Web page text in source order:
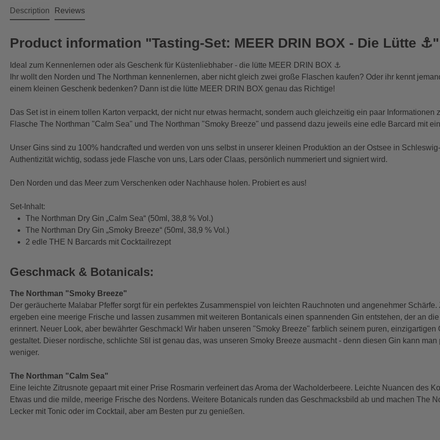
Description Reviews
Product information "Tasting-Set: MEER DRIN BOX - Die Lütte ⚓"
Ideal zum Kennenlernen oder als Geschenk für Küstenliebhaber - die lütte MEER DRIN BOX ⚓
Ihr wollt den Norden und The Northman kennenlernen, aber nicht gleich zwei große Flaschen kaufen? Oder ihr kennt
einem kleinen Geschenk bedenken? Dann ist die lütte MEER DRIN BOX genau das Richtige!
Das Set ist in einem tollen Karton verpackt, der nicht nur etwas hermacht, sondern auch gleichzeitig ein paar
Flasche The Northman "Calm Sea" und The Northman "Smoky Breeze" und passend dazu jeweils eine edle Barcard mit
Unser Gins sind zu 100% handcrafted und werden von uns selbst in unserer kleinen Produktion an der Ostsee in
Authentizität wichtig, sodass jede Flasche von uns, Lars oder Claas, persönlich nummeriert und signiert wird.
Den Norden und das Meer zum Verschenken oder Nachhause holen. Probiert es aus!
Set-Inhalt:
The Northman Dry Gin „Calm Sea“ (50ml, 38,8 % Vol.)
The Northman Dry Gin „Smoky Breeze“ (50ml, 38,9 % Vol.)
2 edle THE N Barcards mit Cocktailrezept
Geschmack & Botanicals:
The Northman "Smoky Breeze"
Der geräucherte Malabar Pfeffer sorgt für ein perfektes Zusammenspiel von leichten Rauchnoten und angenehmer
ergeben eine meerige Frische und lassen zusammen mit weiteren Bontanicals einen spannenden Gin entstehen, der an
erinnert. Neuer Look, aber bewährter Geschmack! Wir haben unseren "Smoky Breeze" farblich seinem puren,
gestaltet. Dieser nordische, schlichte Stil ist genau das, was unseren Smoky Breeze ausmacht - denn diesen Gin kann
weniger.
The Northman "Calm Sea"
Eine leichte Zitrusnote gepaart mit einer Prise Rosmarin verfeinert das Aroma der Wacholderbeere. Leichte Nuancen des
Etwas und die milde, meerige Frische des Nordens. Weitere Botanicals runden das Geschmacksbild ab und machen The
Lecker mit Tonic oder im Cocktail, aber am Besten pur zu genießen.